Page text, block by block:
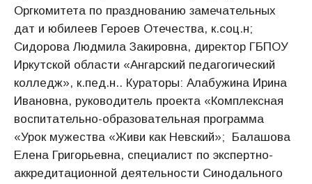
Оргкомитета по празднованию замечательных
дат и юбилеев Героев Отечества, к.соц.н;
Сидорова Людмила Закировна, директор ГБПОУ
Иркутской области «Ангарский педагогический
колледж», к.пед.н.. Кураторы: Алабужина Ирина
Ивановна, руководитель проекта «Комплексная
воспитательно-образовательная программа
«Урок мужества «Живи как Невский»; Балашова
Елена Григорьевна, специалист по экспертно-
аккредитационной деятельности Синодального